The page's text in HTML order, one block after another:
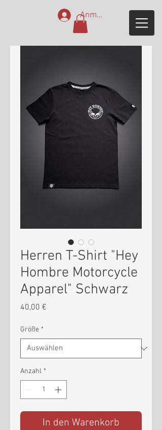
Anmelden
Herren T-Shirt "Hey
Hombre Motorcycle
Apparel" Schwarz
40,00 €
Größe *
Anzahl *
In den Warenkorb